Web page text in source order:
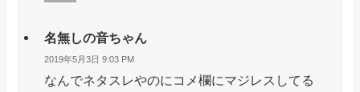
名無しの音ちゃん
2019年5月3日 9:03 PM
なんでネタスレやのにコメ欄にマジレスしてる